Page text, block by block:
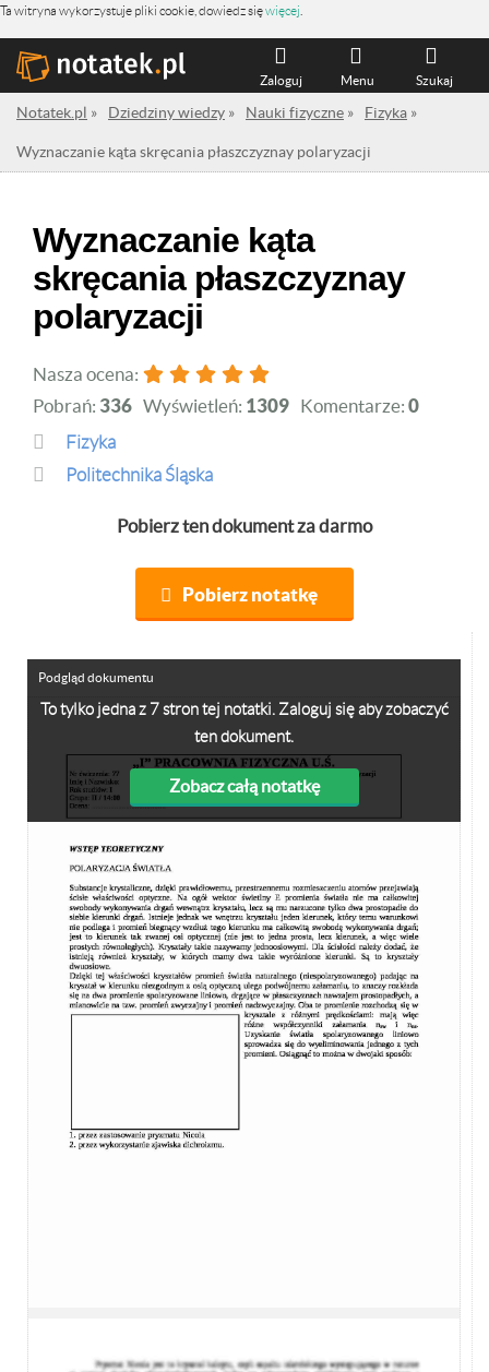
Ta witryna wykorzystuje pliki cookie, dowiedz sięwięcej
Szukaj
Menu
Zaloguj
Notatek.pl » Dziedziny wiedzy » Nauki fizyczne » Fizyka »
Wyznaczanie kąta skręcania płaszczyznay polaryzacji
Wyznaczanie kąta
skręcania płaszczyznay
polaryzacji
Nasza ocena:
Pobrań: 336 Wyświetleń: 1309 Komentarze: 0
Fizyka
Politechnika Śląska
Pobierz ten dokument za darmo
Pobierz notatkę
To tylko jedna z 7 stron tej notatki. Zaloguj się aby zobaczyć
ten dokument.
Zobacz całą notatkę
Podgląd dokumentu